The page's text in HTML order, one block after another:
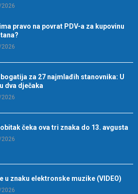
pravo na povrat PDV-a za kupovinu
za 27 najmlađih stanovnika: U
dva dječaka
čeka ova tri znaka do 13. avgusta
u znaku elektronske muzike (VIDEO)